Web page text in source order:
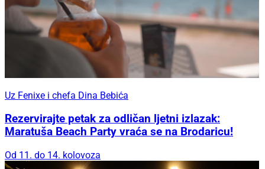
Uz Fenixe i chefa Dina Bebića
Rezervirajte petak za odličan ljetni izlazak:
Maratuša Beach Party vraća se na Brodaricu!
Od 11. do 14. kolovoza